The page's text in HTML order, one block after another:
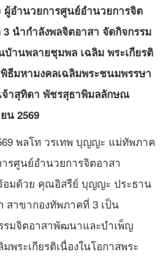
อำนวยการศูนย์อำนวยการจิต
นำกำลังพลจิตอาสา จัดกิจกรรม
านพลายชุมพล เฉลิม พระเกียรติ
ธีมหามงคลเฉลิมพระชนมพรรษา
จ้าสุทิดา พัชรสุธาพิมลลักษณ
น 2569
พลโท วรเทพ บุญญะ แม่ทัพภาค
รศูนย์อำนวยการจิตอาสา
อมด้วย คุณอิสรีย์ บุญญะ ประธาน
าขากองทัพภาคที่ 3 เป็น
รมจิตอาสาพัฒนาและบำเพ็ญ
พระเกียรติเนื่องในโอกาสพระ